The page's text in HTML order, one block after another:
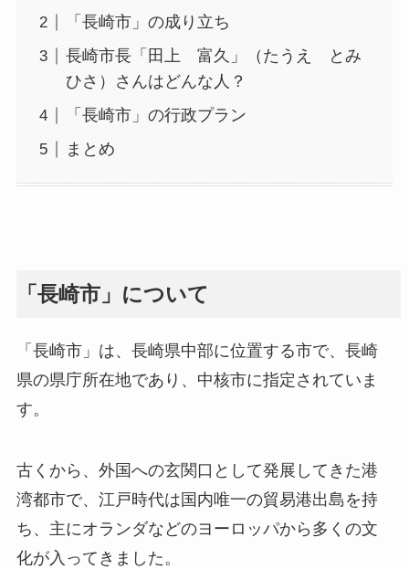
「長崎市」の成り立ち
長崎市長「田上 富久」（たうえ とみ
ひさ）さんはどんな人？
「長崎市」の行政プラン
まとめ
「長崎市」について
「長崎市」は、長崎県中部に位置する市で、長崎
県の県庁所在地であり、中核市に指定されていま
す。
古くから、外国への玄関口として発展してきた港
湾都市で、江戸時代は国内唯一の貿易港出島を持
ち、主にオランダなどのヨーロッパから多くの文
化が入ってきました。